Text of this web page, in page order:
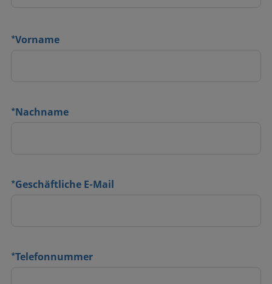
*Vorname
*Nachname
*Geschäftliche E-Mail
*Telefonnummer